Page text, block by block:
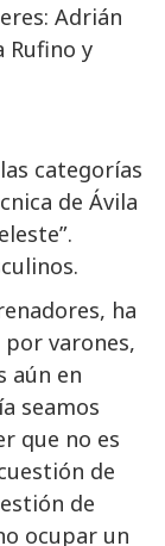
Adrián
Rufino y
categorías
de Ávila
ha
varones,
aún en
seamos
que no es
de
de
ocupar un